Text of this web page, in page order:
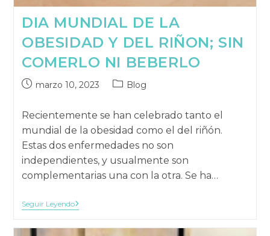
DIA MUNDIAL DE LA
OBESIDAD Y DEL RIÑON; SIN
COMERLO NI BEBERLO
Publicación
marzo 10, 2023
Categoría
la
publicación:
Blog
Recientemente se han celebrado tanto el
mundial de la obesidad como el del riñón.
Estas dos enfermedades no son
independientes, y usualmente son
complementarias una con la otra. Se ha…
Seguir LeyendoDIA
MUNDIAL